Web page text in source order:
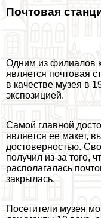
Почтовая
Одним из филиалов
является почтовая
в качестве музея в
экспозицией.
Самой главной
является ее макет,
достоверностью.
получил из-за того,
располагалась
закрылась.
Посетители музея